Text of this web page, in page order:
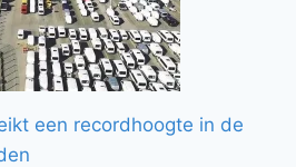
een recordhoogte in de